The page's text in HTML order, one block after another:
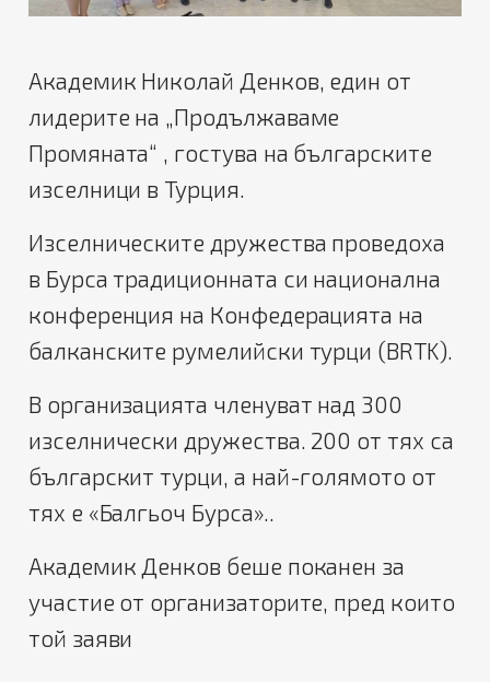
Академик Николай Денков, един от
лидерите на „Продължаваме
Промяната“ , гостува на българските
изселници в Турция.
Изселническите дружества проведоха
в Бурса традиционната си национална
конференция на Конфедерацията на
балканските румелийски турци (BRTK).
В организацията членуват над 300
изселнически дружества. 200 от тях са
българскит турци, а най-голямото от
тях е «Балгьоч Бурса»..
Академик Денков беше поканен за
участие от организаторите, пред които
той заяви